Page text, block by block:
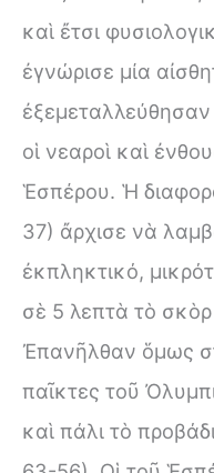
καὶ ἔτσι
ἐγνώρισε μία
οἱ νεαροὶ καὶ
Ἑσπέρου. Ἡ
37) ἄρχισε νὰ
ἐκπληκτικό,
σὲ 5 λεπτὰ τὸ σκὸρ
Ἐπανῆλθαν ὅμως
παῖκτες τοῦ
καὶ πάλι τὸ